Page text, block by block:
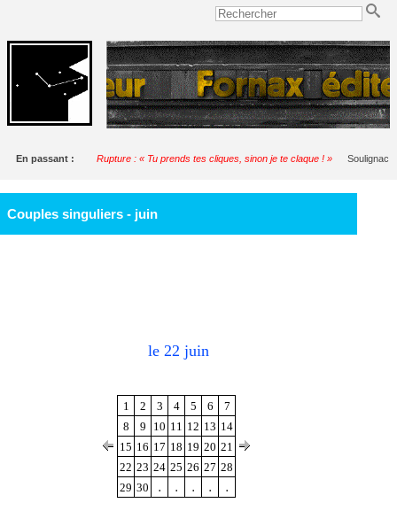
En passant : Rupture : « Tu prends tes cliques, sinon je te claque ! » Soulignac
Couples singuliers - juin
le 22 juin
1 2 3 4 5 6
7
8
9 10 11 12 13 14
15 16 17 18 19 20 21
22 23 24 25 26 27 28
29 30 . . . . .